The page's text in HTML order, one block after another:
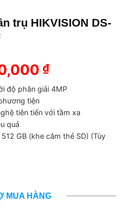
trụ HIKVISION DS-
₫.
₫Giá
tại
là:
1,350,000
độ phân giải 4MP
tiện
tiên tiến với tầm xa
quả
GB (khe cắm thẻ SD) (Tùy
MUA HÀNG